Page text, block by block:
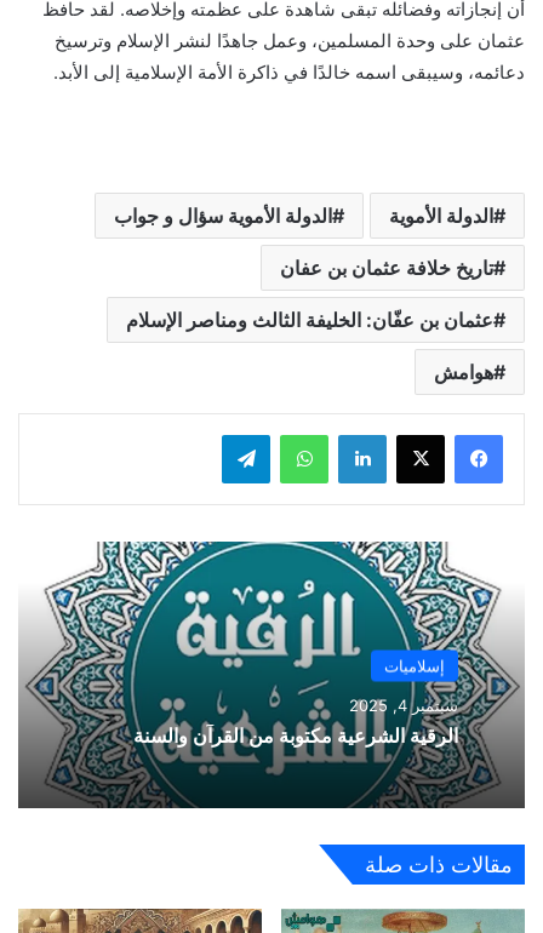
أن إنجازاته وفضائله تبقى شاهدة على عظمته وإخلاصه. لقد حافظ
عثمان على وحدة المسلمين، وعمل جاهدًا لنشر الإسلام وترسيخ
دعائمه، وسيبقى اسمه خالدًا في ذاكرة الأمة الإسلامية إلى الأبد.
الدولة الأموية الدولة الأموية سؤال و جواب
تاريخ خلافة عثمان بن عفان
عثمان بن عفّان: الخليفة الثالث ومناصر الإسلام
هوامش
لينكدإن واتساب
إسلاميات
سبتمبر 4, 2025
الرقية الشرعية مكتوبة من القرآن والسنة
مقالات ذات صلة